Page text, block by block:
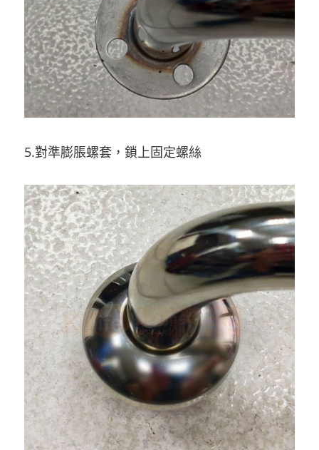
5.對準膨脹螺套，鎖上固定螺絲